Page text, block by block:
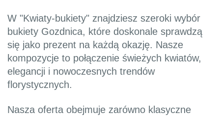
W "Kwiaty-bukiety" znajdziesz szeroki wybór
bukiety Gozdnica, które doskonale sprawdzą
się jako prezent na każdą okazję. Nasze
kompozycje to połączenie świeżych kwiatów,
elegancji i nowoczesnych trendów
florystycznych.
Nasza oferta obejmuje zarówno klasyczne